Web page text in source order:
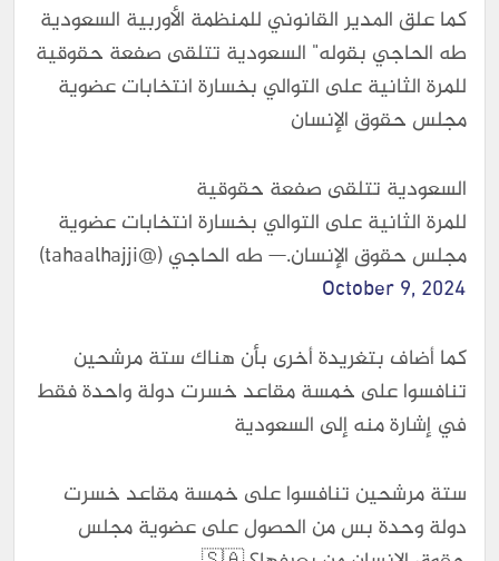
كما علق المدير القانوني للمنظمة الأوربية السعودية
طه الحاجي بقوله" السعودية تتلقى صفعة حقوقية
للمرة الثانية على التوالي بخسارة انتخابات عضوية
مجلس حقوق الإنسان
السعودية تتلقى صفعة حقوقية
للمرة الثانية على التوالي بخسارة انتخابات عضوية
مجلس حقوق الإنسان.— طه الحاجي (@tahaalhajji)
October 9, 2024
كما أضاف بتغريدة أخرى بأن هناك ستة مرشحين
تنافسوا على خمسة مقاعد خسرت دولة واحدة فقط
في إشارة منه إلى السعودية
ستة مرشحين تنافسوا على خمسة مقاعد خسرت
دولة وحدة بس من الحصول على عضوية مجلس